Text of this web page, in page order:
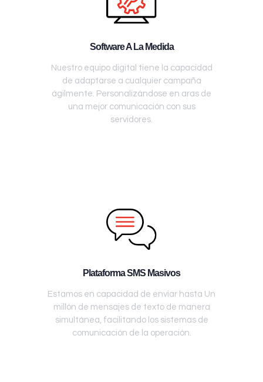
Software A La Medida
Nuestro equipo digital tiene la capacidad
de adaptarse a cualquier campaña
ágilmente. Personalizándose en aras de
una mejor comunicación con sus
servidores.
Plataforma SMS Masivos
Estamos en capacidad de enviar hasta Un
millón de mensajes de texto de manera
simultánea, facilitando los sistemas de
comunicación de la operación.